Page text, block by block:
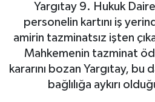
Yargıtay 9. Hukuk
personelin kartını iş
amirin tazminatsız işten
Mahkemenin tazminat
kararını bozan Yargıtay, bu
bağlılığa aykırı
SİYASET
EKONOMİ
GÜNDEM
Süper Lig Puan Durumu
Tüm Manşetler
Son Dakika Haberleri